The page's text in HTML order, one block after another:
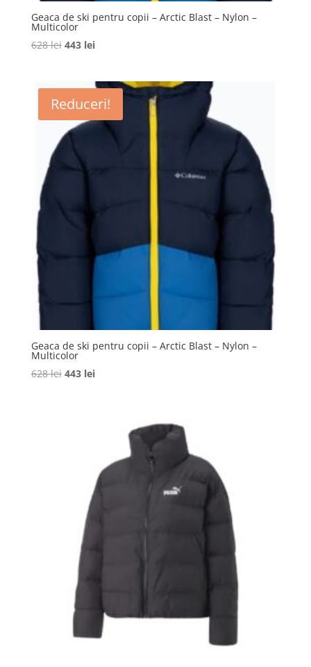
Geaca de ski pentru copii – Arctic Blast – Nylon –
Multicolor
628lei Prețul
fost:
628 lei.
443 leiPrețul
443 lei.
Reduceri!
Geaca de ski pentru copii – Arctic Blast – Nylon –
Multicolor
628lei Prețul
443 leiPrețul